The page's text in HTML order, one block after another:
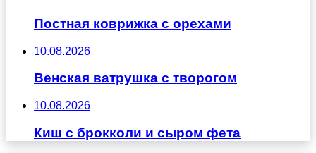
Постная коврижка с орехами
10.08.2026
Венская ватрушка с творогом
10.08.2026
Киш с брокколи и сыром фета